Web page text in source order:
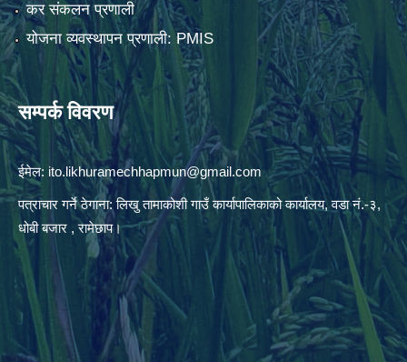
कर संकलन प्रणाली
योजना व्यवस्थापन प्रणाली: PMIS
सम्पर्क विवरण
ईमेल: ito.likhuramechhapmun@gmail.com
पत्राचार गर्ने ठेगाना: लिखु तामाकोशी गाउँ कार्यापालिकाको कार्यालय, वडा नं.-३,
धोबी बजार , रामेछाप।